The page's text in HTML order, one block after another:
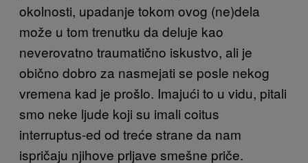
okolnosti, upadanje tokom ovog (ne)dela
može u tom trenutku da deluje kao
neverovatno traumatično iskustvo, ali je
obično dobro za nasmejati se posle nekog
vremena kad je prošlo. Imajući to u vidu, pitali
smo neke ljude koji su imali coitus
interruptus-ed od treće strane da nam
ispričaju njihove prljave smešne priče.